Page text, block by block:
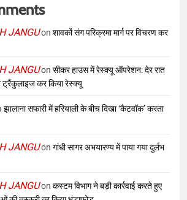
JANGUon शावकों संग परिक्रमा मार्ग पर विचरण कर
JANGUon सीकर हाउस में रेस्क्यू ऑपरेशन: देर रात
ट्रैंकुलाइज कर किया रेस्क्यू
झालाना सफारी में हरियाली के बीच दिखा ‘कैटवॉक’ करता
JANGUon गांधी सागर अभयारण्य में पाया गया दुर्लभ
JANGUon कस्टम विभाग ने बड़ी कार्रवाई करते हुए